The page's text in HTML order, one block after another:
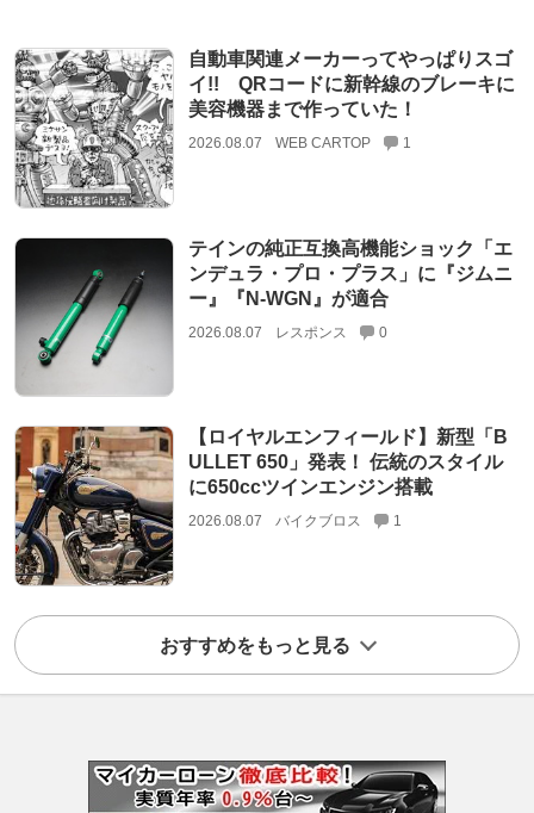
自動車関連メーカーってやっぱりスゴ
イ!! QRコードに新幹線のブレーキに
美容機器まで作っていた！
2026.08.07 WEB CARTOP 1
テインの純正互換高機能ショック「エ
ンデュラ・プロ・プラス」に『ジムニ
ー』『N-WGN』が適合
2026.08.07 レスポンス 0
【ロイヤルエンフィールド】新型「B
ULLET 650」発表！ 伝統のスタイル
に650ccツインエンジン搭載
2026.08.07 バイクブロス 1
おすすめをもっと見る